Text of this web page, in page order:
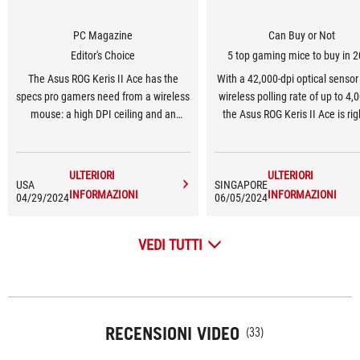
PC Magazine
Editor's Choice
The Asus ROG Keris II Ace has the
specs pro gamers need from a wireless
mouse: a high DPI ceiling and an
weight more than necessary.
USA
04/29/2024
ULTERIORI
INFORMAZIONI
Can Buy or Not
5 top gaming mice to buy in
With a 42,000-dpi optical
wireless polling rate of up to
the Asus ROG Keris II Ace is
cheaper at S$189). It's
use. Buttons are clicky and the
wheel is tactile. And you don't
like polling rate and DPI — they
SINGAPORE
06/05/2024
ULTERIORI
INFORMAZIONI
VEDI TUTTI
RECENSIONI VIDEO (33)